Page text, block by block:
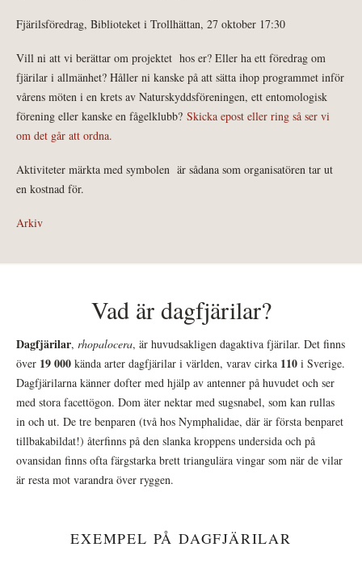
Fjärilsföredrag, Biblioteket i Trollhättan, 27 oktober 17:30
Vill ni att vi berättar om projektet hos er? Eller ha ett föredrag om
fjärilar i allmänhet? Håller ni kanske på att sätta ihop programmet inför
vårens möten i en krets av Naturskyddsföreningen, ett entomologisk
förening eller kanske en fågelklubb? Skicka epost eller ring så ser vi
om det går att ordna.
Aktiviteter märkta med symbolen är sådana som organisatören tar ut
en kostnad för.
Arkiv
Vad är dagfjärilar?
Dagfjärilar, rhopalocera, är huvudsakligen dagaktiva fjärilar. Det finns
över 19 000 kända arter dagfjärilar i världen, varav cirka 110 i Sverige.
Dagfjärilarna känner dofter med hjälp av antenner på huvudet och ser
med stora facettögon. Dom äter nektar med sugsnabel, som kan rullas
in och ut. De tre benparen (två hos Nymphalidae, där är första benparet
tillbakabildat!) återfinns på den slanka kroppens undersida och på
ovansidan finns ofta färgstarka brett triangulära vingar som när de vilar
är resta mot varandra över ryggen.
EXEMPEL PÅ DAGFJÄRILAR